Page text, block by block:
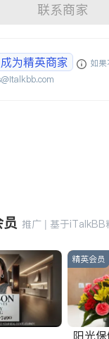
联系商家
成为精英商家
如
员 推广 | 基于iTalkBB
精英会员
阳光